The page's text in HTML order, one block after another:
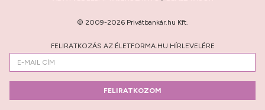
© 2009-2026 Privátbankár.hu Kft.
FELIRATKOZÁS AZ ÉLETFORMA.HU HÍRLEVELÉRE
FELIRATKOZOM